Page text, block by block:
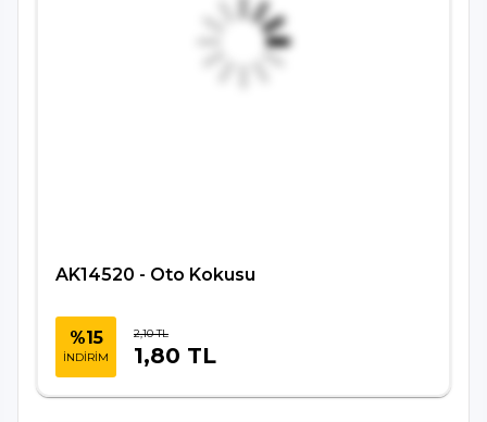
AK14520 - Oto Kokusu
%15
İNDİRİM
2,10 TL
1,80 TL